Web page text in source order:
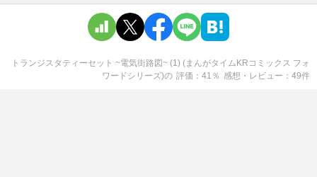
トランジスタティーセット ~電気街路図~ (1) (まんがタイムKRコミックス フォ
ワードシリーズ)の 評価 41 ％ 感想・レビュー 49件